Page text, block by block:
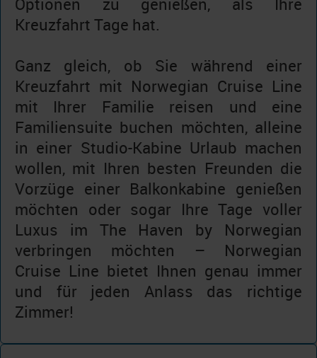
Kreuzfahrt Tage hat.
Ganz gleich, ob Sie während einer
Kreuzfahrt mit Norwegian Cruise Line
mit Ihrer Familie reisen und eine
Familiensuite buchen möchten, alleine
in einer Studio-Kabine Urlaub machen
wollen, mit Ihren besten Freunden die
Vorzüge einer Balkonkabine genießen
möchten oder sogar Ihre Tage voller
Luxus im The Haven by Norwegian
verbringen möchten – Norwegian
Cruise Line bietet Ihnen genau immer
und für jeden Anlass das richtige
Zimmer!